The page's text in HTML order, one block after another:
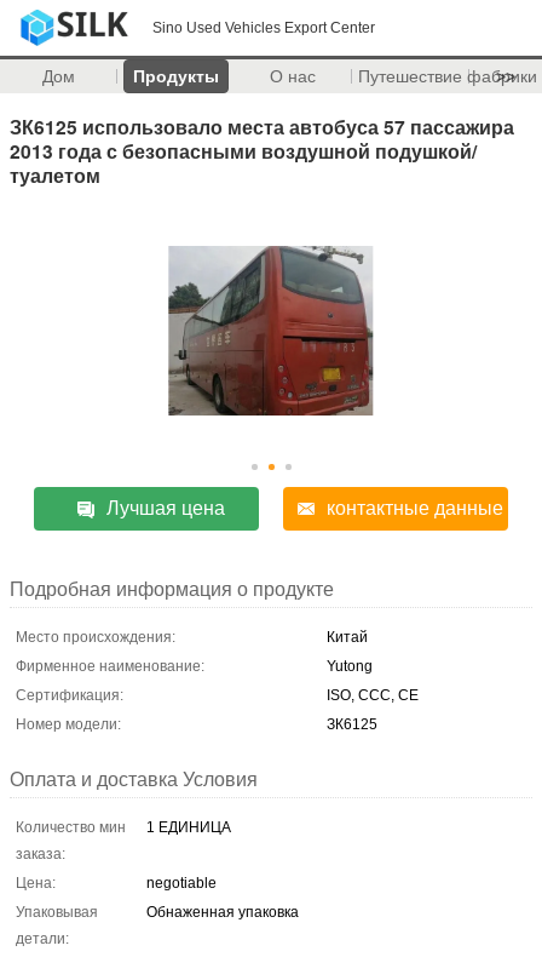
Sino Used Vehicles Export Center
Дом Продукты О нас Путешествие фабрики
>>
ЗК6125 использовало места автобуса 57 пассажира
2013 года с безопасными воздушной подушкой/
туалетом
Лучшая цена контактные данные
Подробная информация о продукте
Место происхождения:
Китай
Фирменное наименование:
Yutong
Сертификация:
ISO, CCC, CE
Номер модели:
ЗК6125
Оплата и доставка Условия
Количество мин
заказа:
1 ЕДИНИЦА
Цена:
negotiable
Упаковывая
детали:
Обнаженная упаковка